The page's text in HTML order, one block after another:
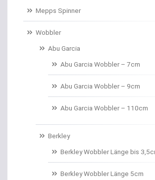
Baitformer für Forellenteig
Banksticks/Erdspeere
Barrows & Trolleys
Barschhaken gebunden
Bauchtaschen
Bedchairs
Mepps Spinner
Wobbler
Abu Garcia
Abu Garcia Wobbler – 7cm
Abu Garcia Wobbler – 9cm
Abu Garcia Wobbler – 110cm
Berkley
Berkley Wobbler Länge bis
Berkley Wobbler Länge 5cm